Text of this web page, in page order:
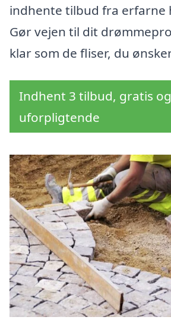
indhente tilbud fra
Gør vejen til dit
klar som de fliser, du
Indhent 3 tilbud, gratis og
uforpligtende